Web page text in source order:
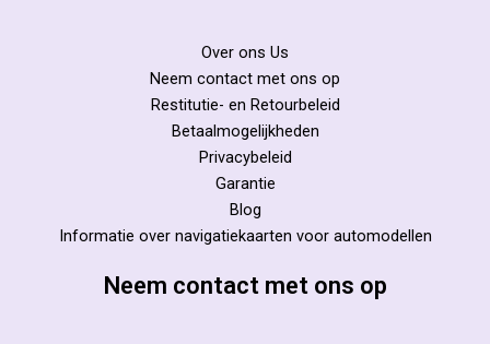
Over ons Us
Neem contact met ons op
Restitutie- en Retourbeleid
Betaalmogelijkheden
Privacybeleid
Garantie
Blog
Informatie over navigatiekaarten voor automodellen
Neem contact met ons op